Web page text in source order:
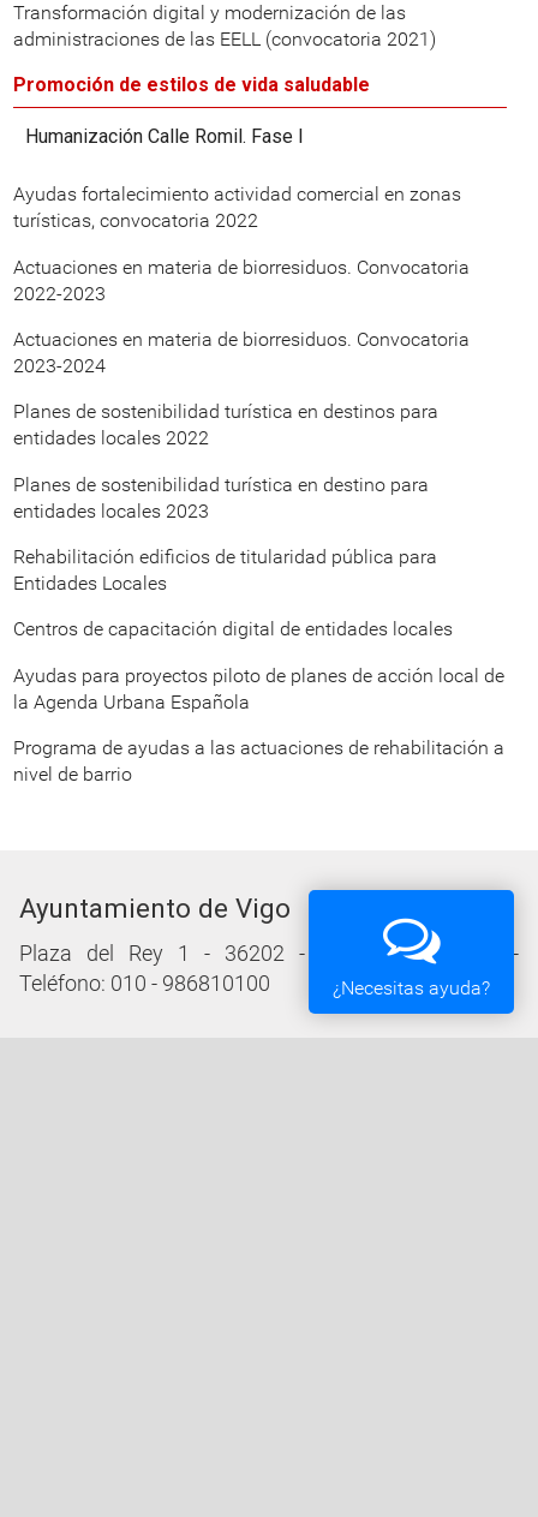
Transformación digital y modernización de las
administraciones de las EELL (convocatoria 2021)
Promoción de estilos de vida saludable
Humanización Calle Romil. Fase I
Ayudas fortalecimiento actividad comercial en zonas
turísticas, convocatoria 2022
Actuaciones en materia de biorresiduos. Convocatoria
2022-2023
Actuaciones en materia de biorresiduos. Convocatoria
2023-2024
Planes de sostenibilidad turística en destinos para
entidades locales 2022
Planes de sostenibilidad turística en destino para
entidades locales 2023
Rehabilitación edificios de titularidad pública para
Entidades Locales
Centros de capacitación digital de entidades locales
Ayudas para proyectos piloto de planes de acción local de
la Agenda Urbana Española
Programa de ayudas a las actuaciones de rehabilitación a
nivel de barrio
Ayuntamiento de Vigo
Plaza del Rey 1 - 36202 - Vigo (Pontevedra) -
Teléfono: 010 - 986810100
¿Necesitas ayuda?